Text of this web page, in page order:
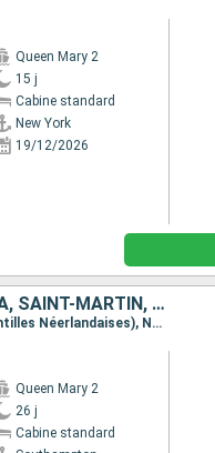
Queen Mary 2
15 j
Cabine standard
New York
19/12/2026
ROYAUME-UNI, SAINT-THOMAS, TORTOLA, ANTIGUA-ET-BARBUDA, SAINT-MARTIN, ÉTATS-UNIS
Itinéraire : Southampton, New York, Saint thomas, Tortola, St Kitts, Saint Martin (Antilles Néerlandaises), New York, Southampton
Queen Mary 2
26 j
Cabine standard